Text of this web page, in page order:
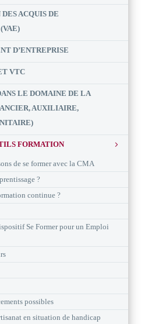
ACQUIS DE
D’ENTREPRISE
VTC
LE DOMAINE DE LA
AUXILIAIRE,
FORMATION
de se former avec la CMA
?
continue ?
Se Former pour un Emploi
possibles
en situation de handicap